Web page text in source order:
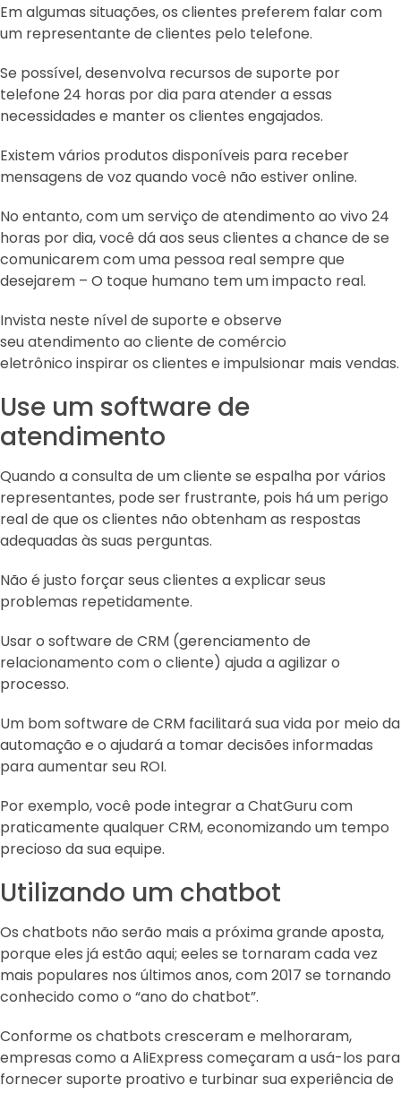
Em algumas situações, os clientes preferem falar com
um representante de clientes pelo telefone.
Se possível, desenvolva recursos de suporte por
telefone 24 horas por dia para atender a essas
necessidades e manter os clientes engajados.
Existem vários produtos disponíveis para receber
mensagens de voz quando você não estiver online.
No entanto, com um serviço de atendimento ao vivo 24
horas por dia, você dá aos seus clientes a chance de se
comunicarem com uma pessoa real sempre que
desejarem – O toque humano tem um impacto real.
Invista neste nível de suporte e observe
seu atendimento ao cliente de comércio
eletrônico inspirar os clientes e impulsionar mais vendas.
Use um software de
atendimento
Quando a consulta de um cliente se espalha por vários
representantes, pode ser frustrante, pois há um perigo
real de que os clientes não obtenham as respostas
adequadas às suas perguntas.
Não é justo forçar seus clientes a explicar seus
problemas repetidamente.
Usar o software de CRM (gerenciamento de
relacionamento com o cliente) ajuda a agilizar o
processo.
Um bom software de CRM facilitará sua vida por meio da
automação e o ajudará a tomar decisões informadas
para aumentar seu ROI.
Por exemplo, você pode integrar a ChatGuru com
praticamente qualquer CRM, economizando um tempo
precioso da sua equipe.
Utilizando um chatbot
Os chatbots não serão mais a próxima grande aposta,
porque eles já estão aqui; eeles se tornaram cada vez
mais populares nos últimos anos, com 2017 se tornando
conhecido como o “ano do chatbot”.
Conforme os chatbots cresceram e melhoraram,
empresas como a AliExpress começaram a usá-los para
fornecer suporte proativo e turbinar sua experiência de